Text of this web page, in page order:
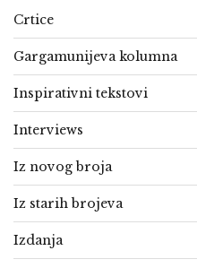
Crtice
Gargamunijeva kolumna
Inspirativni tekstovi
Interviews
Iz novog broja
Iz starih brojeva
Izdanja